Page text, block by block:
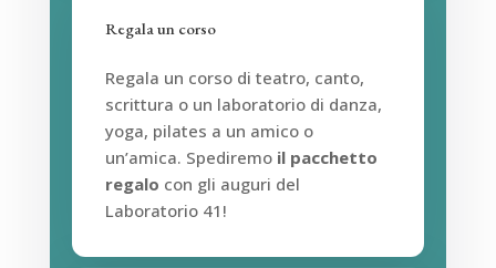
Regala un corso
Regala un corso di teatro, canto,
scrittura o un laboratorio di danza,
yoga, pilates a un amico o
un’amica. Spediremo il pacchetto
regalo con gli auguri del
Laboratorio 41!